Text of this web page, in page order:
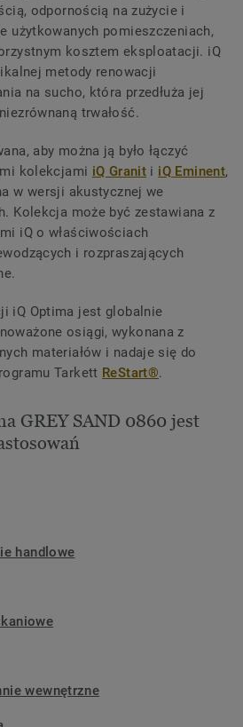
odpornością na zużycie i
użytkowanych pomieszczeniach,
kosztem eksploatacji. iQ
metody renowacji
na sucho, która przedłuża jej
trwałość.
aby można ją było łączyć
kolekcjami iQ Granit i iQ Eminent,
w wersji akustycznej we
Kolekcja może być zestawiana z
iQ o właściwościach
i rozpraszających
iQ Optima jest globalnie
osiągi, wykonana z
materiałów i nadaje się do
Tarkett ReStart®.
GREY SAND 0860 jest
handlowe
wewnętrzne